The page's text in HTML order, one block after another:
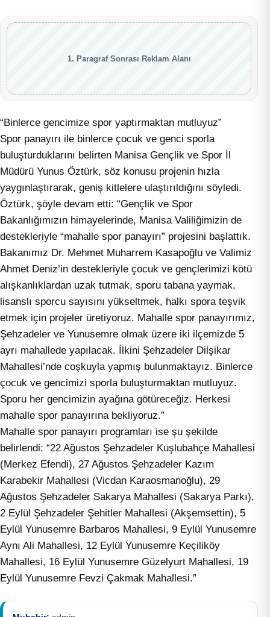
1. Paragraf Sonrası Reklam Alanı
“Binlerce gencimize spor yaptırmaktan mutluyuz”
Spor panayırı ile binlerce çocuk ve genci sporla
buluşturduklarını belirten Manisa Gençlik ve Spor İl
Müdürü Yunus Öztürk, söz konusu projenin hızla
yaygınlaştırarak, geniş kitlelere ulaştırıldığını söyledi.
Öztürk, şöyle devam etti: “Gençlik ve Spor
Bakanlığımızın himayelerinde, Manisa Valiliğimizin de
destekleriyle “mahalle spor panayırı” projesini başlattık.
Bakanımız Dr. Mehmet Muharrem Kasapoğlu ve Valimiz
Ahmet Deniz’in destekleriyle çocuk ve gençlerimizi kötü
alışkanlıklardan uzak tutmak, sporu tabana yaymak,
lisanslı sporcu sayısını yükseltmek, halkı spora teşvik
etmek için projeler üretiyoruz. Mahalle spor panayırımız,
Şehzadeler ve Yunusemre olmak üzere iki ilçemizde 5
ayrı mahallede yapılacak. İlkini Şehzadeler Dilşikar
Mahallesi’nde coşkuyla yapmış bulunmaktayız. Binlerce
çocuk ve gencimizi sporla buluşturmaktan mutluyuz.
Sporu her gencimizin ayağına götüreceğiz. Herkesi
mahalle spor panayırına bekliyoruz.”
Mahalle spor panayırı programları ise şu şekilde
belirlendi: “22 Ağustos Şehzadeler Kuşlubahçe Mahallesi
(Merkez Efendi), 27 Ağustos Şehzadeler Kazım
Karabekir Mahallesi (Vicdan Karaosmanoğlu), 29
Ağustos Şehzadeler Sakarya Mahallesi (Sakarya Parkı),
2 Eylül Şehzadeler Şehitler Mahallesi (Akşemsettin), 5
Eylül Yunusemre Barbaros Mahallesi, 9 Eylül Yunusemre
Aynı Ali Mahallesi, 12 Eylül Yunusemre Keçiliköy
Mahallesi, 16 Eylül Yunusemre Güzelyurt Mahallesi, 19
Eylül Yunusemre Fevzi Çakmak Mahallesi.”